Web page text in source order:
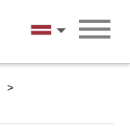
Latviešu